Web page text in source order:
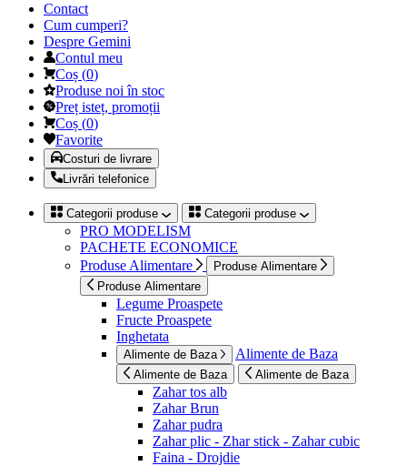
Contact
Cum cumperi?
Despre Gemini
Contul meu
Coș (0)
Produse noi în stoc
Preț isteț, promoții
Coș (0)
Favorite
Costuri de livrare
Livrări telefonice
Categorii produse Categorii produse
PRO MODELISM
PACHETE ECONOMICE
Produse Alimentare
Produse Alimentare
Produse Alimentare
Legume Proaspete
Fructe Proaspete
Inghetata
Alimente de Baza Alimente de Baza
Alimente de Baza Alimente de Baza
Zahar tos alb
Zahar Brun
Zahar pudra
Zahar plic - Zhar stick - Zahar cubic
Faina - Drojdie